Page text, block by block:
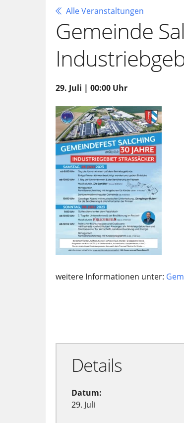
Alle Veranstaltungen
Gemeinde
29. Juli | 00:00 Uhr
weitere Informationen unter:
Details
Datum:
29. Juli